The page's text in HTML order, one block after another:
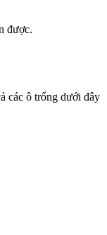
được.
các ô trống dưới đây